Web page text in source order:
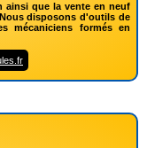
ainsi que la vente en neuf
disposons d'outils de
mécaniciens formés en